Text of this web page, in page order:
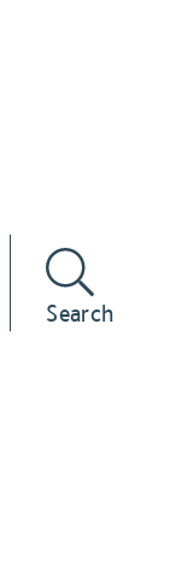
Search